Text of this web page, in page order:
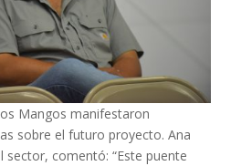
Mangos manifestaron
sobre el futuro proyecto. Ana
sector, comentó: “Este puente